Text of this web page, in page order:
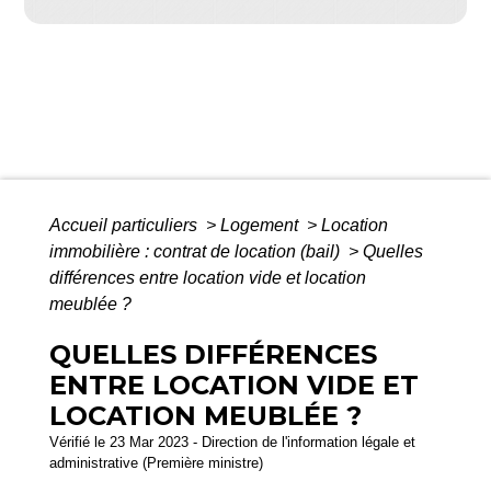
Accueil particuliers > Logement > Location
immobilière : contrat de location (bail) > Quelles
différences entre location vide et location
meublée ?
QUELLES DIFFÉRENCES
ENTRE LOCATION VIDE ET
LOCATION MEUBLÉE ?
Vérifié le 23 Mar 2023 - Direction de l'information légale et
administrative (Première ministre)